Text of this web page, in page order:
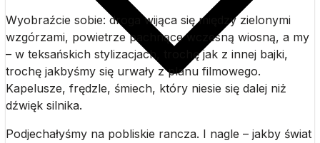
Wyobraźcie sobie: droga wijąca się między zielonymi
wzgórzami, powietrze pachnące wczesną wiosną, a my
– w teksańskich stylizacjach, trochę jak z innej bajki,
trochę jakbyśmy się urwały z planu filmowego.
Kapelusze, frędzle, śmiech, który niesie się dalej niż
dźwięk silnika.
Podjechałyśmy na pobliskie rancza. I nagle – jakby świat